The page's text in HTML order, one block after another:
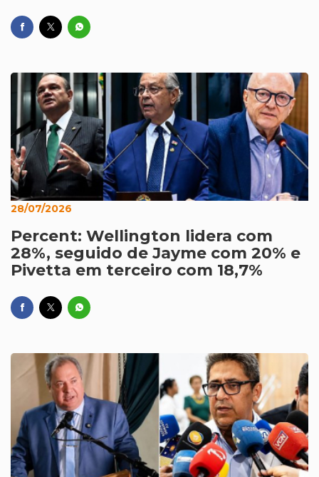
28/07/2026
Percent: Wellington lidera com
28%, seguido de Jayme com 20% e
Pivetta em terceiro com 18,7%